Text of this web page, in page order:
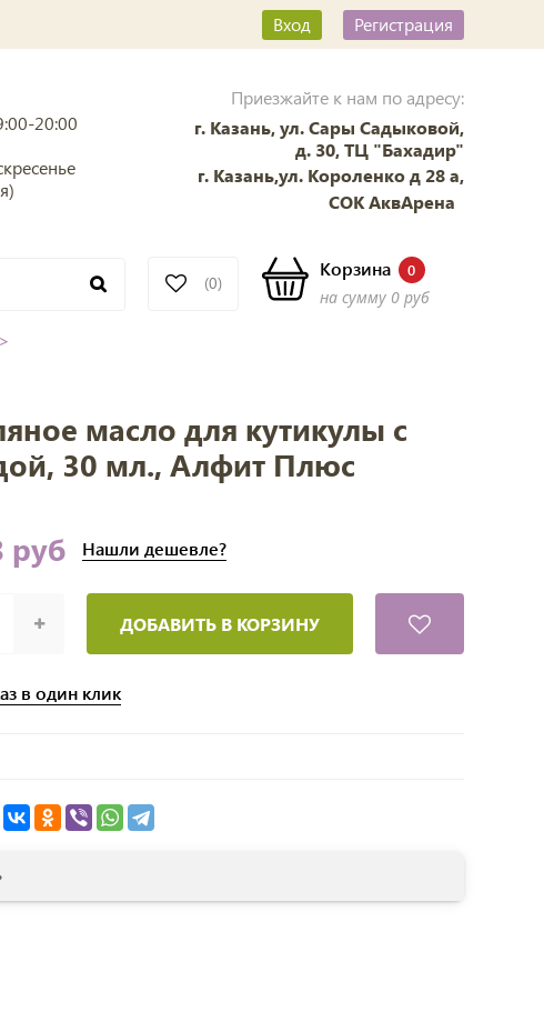
Вход Регистрация
20:00
Приезжайте к нам по адресу:
г. Казань, ул. Сары Садыковой,
д. 30, ТЦ "Бахадир"
г. Казань,ул. Короленко д 28 а,
СОК АквАрена
(0)
Корзина 0
на сумму 0 руб
>
масло для кутикулы с
30 мл., Алфит Плюс
руб Нашли дешевле?
ДОБАВИТЬ В КОРЗИНУ
в один клик